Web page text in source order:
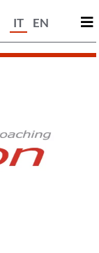
IT EN